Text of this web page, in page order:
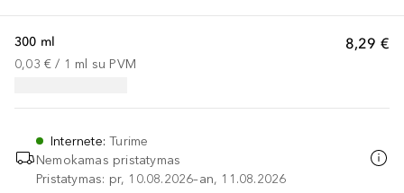
8,29 €
300 ml
0,03 € / 1 ml su PVM
Internete:Turime
Nemokamas pristatymas
Pristatymas: pr, 10.08.2026–an, 11.08.2026